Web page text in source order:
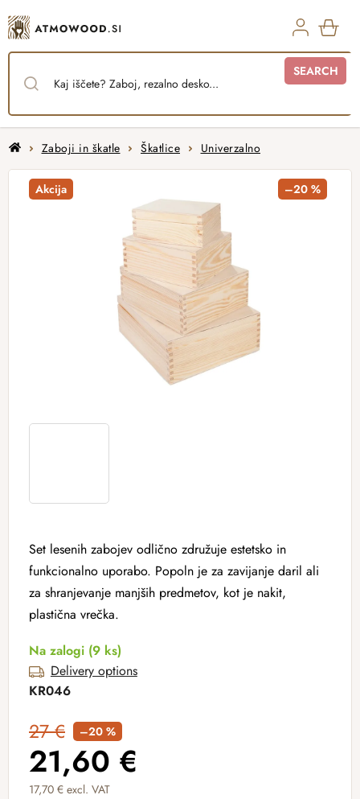
to
content
SEARCH
HomeZaboji in škatle Škatlice Univerzalno
Set lesenih zabojev odlično združuje estetsko in
funkcionalno uporabo. Popoln je za zavijanje daril ali
za shranjevanje manjših predmetov, kot je nakit,
plastična vrečka.
Na zalogi (9 ks)
Delivery options
KR046
27 € –20 %
21,60 €
17,70 € excl. VAT
Akcija –20 %